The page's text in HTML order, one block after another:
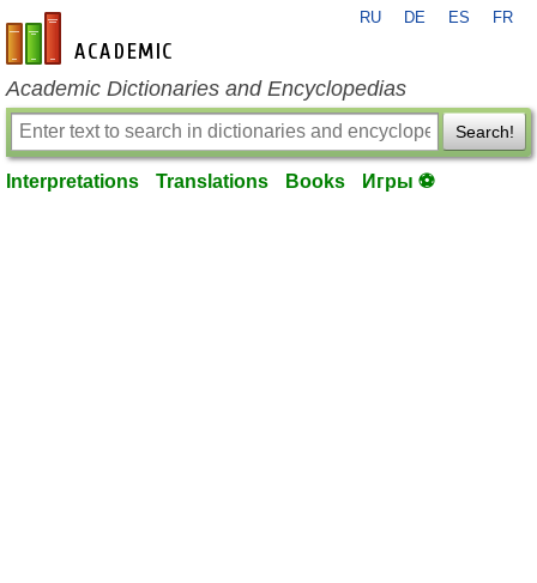
en-academic.com
RU DE ES FR
Academic Dictionaries and Encyclopedias
Search!
Interpretations Translations Books Игры ⚽